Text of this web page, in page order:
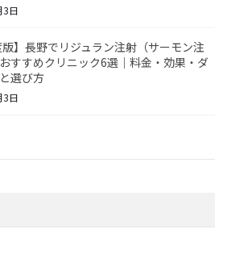
3日
版】長野でリジュラン注射（サーモン注
すすめクリニック6選｜料金・効果・ダ
選び方
3日